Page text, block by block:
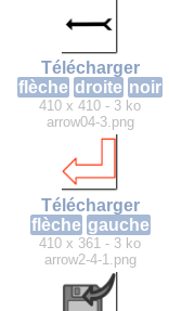
Télécharger
flèche droite noir
410 x 410 - 3 ko
arrow04-3.png
Télécharger
flèche gauche
410 x 361 - 3 ko
arrow2-4-1.png